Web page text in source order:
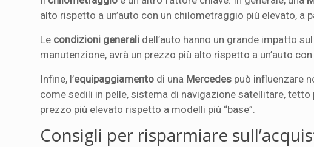
alto rispetto a un’auto con un chilometraggio più elevato, a
Le condizioni generali dell’auto hanno un grande impatto
manutenzione, avrà un prezzo più alto rispetto a un’auto
Infine, l’equipaggiamento di una Mercedes può influenzare
come sedili in pelle, sistema di navigazione satellitare,
prezzo più elevato rispetto a modelli più “base”.
Consigli per risparmiare